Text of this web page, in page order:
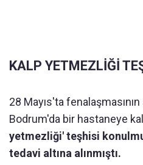
KALP YETMEZLİĞİ
28 Mayıs'ta
Bodrum'da bir hastaneye
yetmezliği' teşhisi
tedavi altına alınmıştı.